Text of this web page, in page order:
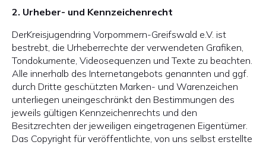
2. Urheber- und Kennzeichenrecht
DerKreisjugendring Vorpommern-Greifswald e.V. ist
bestrebt, die Urheberrechte der verwendeten Grafiken,
Tondokumente, Videosequenzen und Texte zu beachten.
Alle innerhalb des Internetangebots genannten und ggf.
durch Dritte geschützten Marken- und Warenzeichen
unterliegen uneingeschränkt den Bestimmungen des
jeweils gültigen Kennzeichenrechts und den
Besitzrechten der jeweiligen eingetragenen Eigentümer.
Das Copyright für veröffentlichte, von uns selbst erstellte